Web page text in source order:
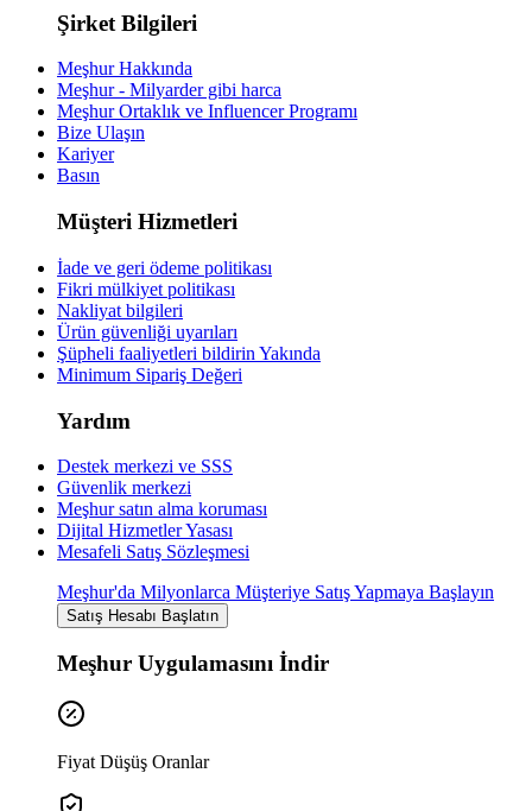
Şirket Bilgileri
Meşhur Hakkında
Meşhur - Milyarder gibi harca
Meşhur Ortaklık ve Influencer Programı
Bize Ulaşın
Kariyer
Basın
Müşteri Hizmetleri
İade ve geri ödeme politikası
Fikri mülkiyet politikası
Nakliyat bilgileri
Ürün güvenliği uyarıları
Şüpheli faaliyetleri bildirin Yakında
Minimum Sipariş Değeri
Yardım
Destek merkezi ve SSS
Güvenlik merkezi
Meşhur satın alma koruması
Dijital Hizmetler Yasası
Mesafeli Satış Sözleşmesi
Meşhur'da Milyonlarca Müşteriye Satış Yapmaya Başlayın
Satış Hesabı Başlatın
Meşhur Uygulamasını İndir
Fiyat Düşüş Oranlar